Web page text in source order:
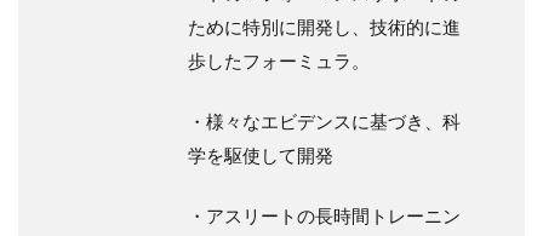
ために特別に開発し、技術的に進
歩したフォーミュラ。
・様々なエビデンスに基づき、科
学を駆使して開発
・アスリートの長時間トレーニン